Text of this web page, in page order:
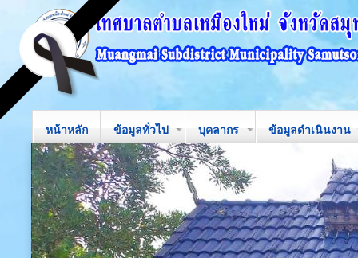
หน้าหลัก ข้อมูลทั่วไป บุคลากร ข้อมูลดำเนินงาน